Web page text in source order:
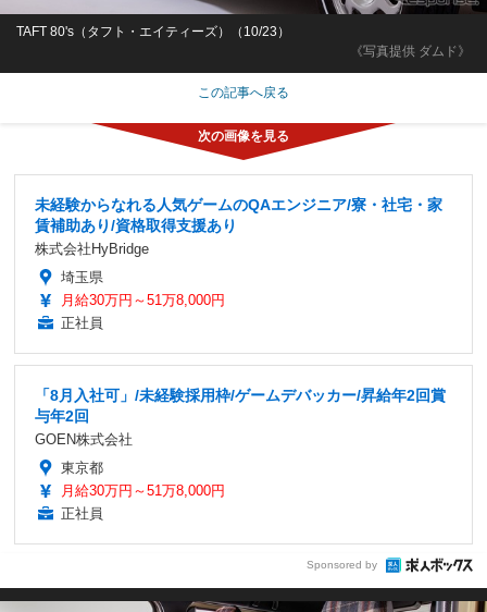
《写真提供 ダムド》
TAFT 80's（タフト・エイティーズ）（10/23）
この記事へ戻る
未経験からなれる人気ゲームのQAエンジニア/寮・社宅・家
賃補助あり/資格取得支援あり
株式会社HyBridge
埼玉県
月給30万円～51万8,000円
正社員
「8月入社可」/未経験採用枠/ゲームデバッカー/昇給年2回賞
与年2回
GOEN株式会社
東京都
月給30万円～51万8,000円
正社員
Sponsored by